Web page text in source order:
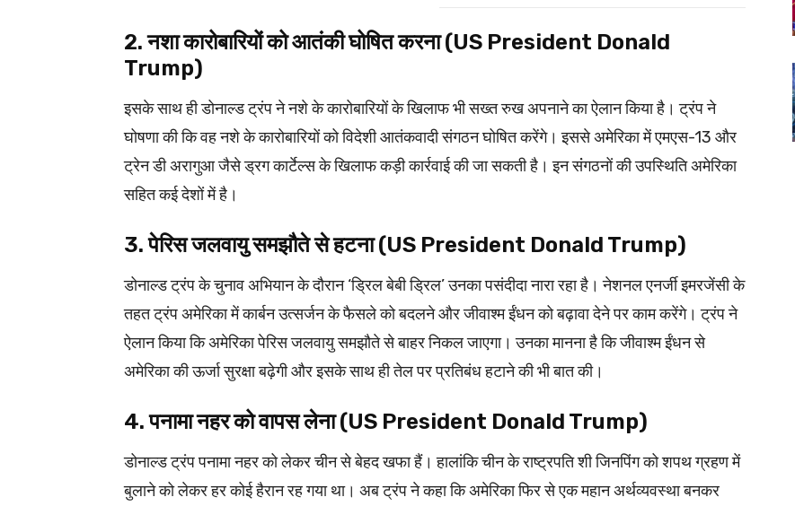
2. नशा कारोबारियों को आतंकी घोषित करना (US President Donald
Trump)
इसके साथ ही डोनाल्‍ड ट्रंप ने नशे के कारोबारियों के खिलाफ भी सख्‍त रुख अपनाने का ऐलान किया है। ट्रंप ने
घोषणा की कि वह नशे के कारोबारियों को विदेशी आतंकवादी संगठन घोषित करेंगे। इससे अमेरिका में एमएस-13 और
ट्रेन डी अरागुआ जैसे ड्रग कार्टेल्स के खिलाफ कड़ी कार्रवाई की जा सकती है। इन संंगठनों की उपस्थिति अमेरिका
सहित कई देशों में है।
3. पेरिस जलवायु समझौते से हटना (US President Donald Trump)
डोनाल्‍ड ट्रंप के चुनाव अभियान के दौरान ‘ड्रिल बेबी ड्रिल’ उनका पसंदीदा नारा रहा है। नेशनल एनर्जी इमरजेंसी के
तहत ट्रंप अमेरिका में कार्बन उत्‍सर्जन के फैसले को बदलने और जीवाश्‍म ईंधन को बढ़ावा देने पर काम करेंगे। ट्रंप ने
ऐलान किया कि अमेरिका पेरिस जलवायु समझौते से बाहर निकल जाएगा। उनका मानना है कि जीवाश्म ईंधन से
अमेरिका की ऊर्जा सुरक्षा बढ़ेगी और इसके साथ ही तेल पर प्रतिबंध हटाने की भी बात की।
4. पनामा नहर को वापस लेना (US President Donald Trump)
डोनाल्‍ड ट्रंप पनामा नहर को लेकर चीन से बेहद खफा हैं। हालांकि चीन के राष्‍ट्रपति शी जिनपिंग को शपथ ग्रहण में
बुलाने को लेकर हर कोई हैरान रह गया था। अब ट्रंप ने कहा कि अमेरिका फिर से एक महान अर्थव्यवस्था बनकर